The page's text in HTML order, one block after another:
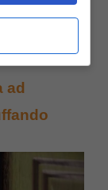
la sua
ad